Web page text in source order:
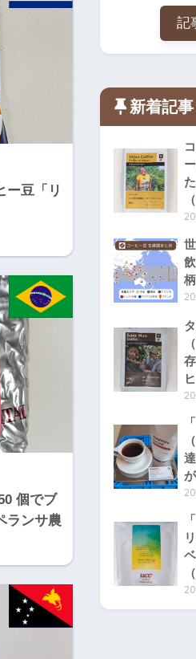
ー豆「リ
個でブ
ランサ農
記
新着記事